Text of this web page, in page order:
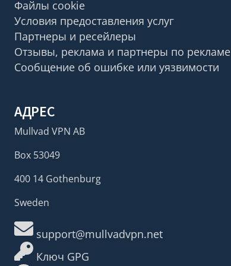
Файлы cookie
Условия предоставления услуг
Партнеры и ресейлеры
Отзывы, реклама и партнеры по рекламе
Сообщение об ошибке или уязвимости
АДРЕС
Mullvad VPN AB
Box 53049
400 14 Gothenburg
Sweden
support@mullvadvpn.net
Ключ GPG